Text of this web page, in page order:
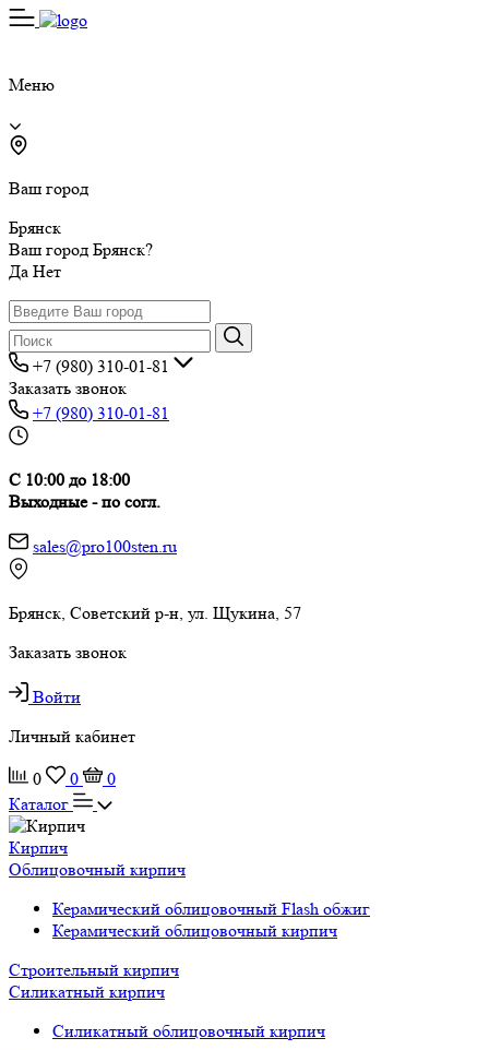
Меню
Ваш город
Брянск
Ваш город Брянск?
Да Нет
+7 (980) 310-01-81
Заказать звонок
+7 (980) 310-01-81
С 10:00 до 18:00
Выходные - по согл.
sales@pro100sten.ru
Брянск, Советский р-н, ул. Щукина, 57
Заказать звонок
Войти
Личный кабинет
0 0
0
Каталог
Кирпич
Облицовочный кирпич
Керамический облицовочный Flash обжиг
Керамический облицовочный кирпич
Строительный кирпич
Силикатный кирпич
Силикатный облицовочный кирпич